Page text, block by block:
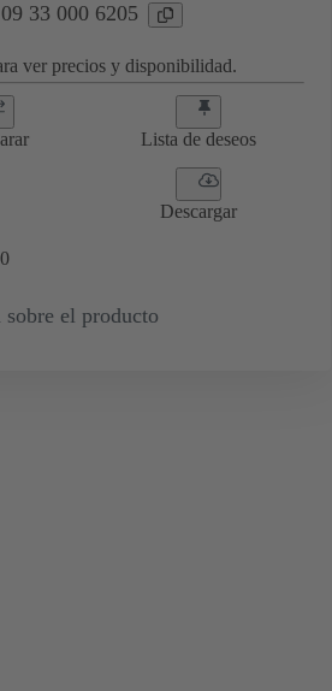
33 000 6205
ver precios y disponibilidad.
Lista de deseos
Descargar
0
sobre el producto